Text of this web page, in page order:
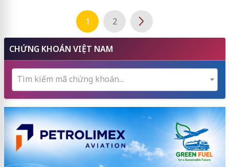
1 2
CHỨNG KHOÁN VIỆT NAM
Tìm kiếm mã chứng khoán...